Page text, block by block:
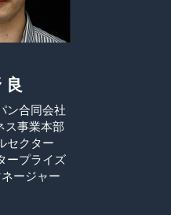
良
ン合同会社
ス事業本部
セクター
ープライズ
ージャー